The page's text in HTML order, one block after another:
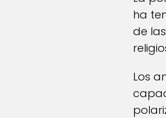
ha
de
Los